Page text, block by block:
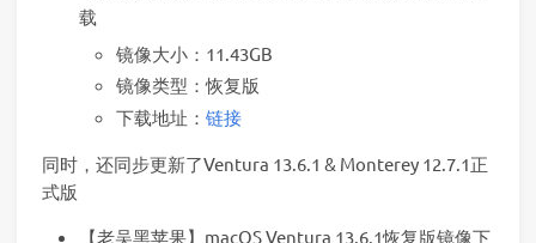
载
镜像大小：11.43GB
镜像类型：恢复版
下载地址： 链接
同时，还同步更新了Ventura 13.6.1 & Monterey 12.7.1正
式版
【老吴黑苹果】macOS Ventura 13.6.1恢复版镜像下